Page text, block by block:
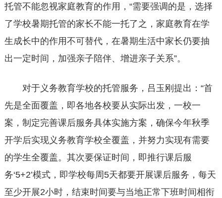
托管不能忽视家庭教育的作用，“需要强调的是，选择
了学校暑期托管的家长不能一托了之，家庭教育在学
生成长中的作用不可替代，在暑期生活中家长仍要抽
出一定时间，加强亲子陪伴、增进亲子关系”。
对于义务教育学校的托管服务，吕玉刚提出：“首
先是全面覆盖，即各地各校要从实际出发，一校一
案，制定完善课后服务具体实施方案，确保今年秋季
开学后实现义务教育学校全覆盖，并努力实现有需要
的学生全覆盖。其次要保证时间，即推行课后服
务‘5+2’模式，即学校每周5天都要开展课后服务，每天
至少开展2小时，结束时间要与当地正常下班时间相衔